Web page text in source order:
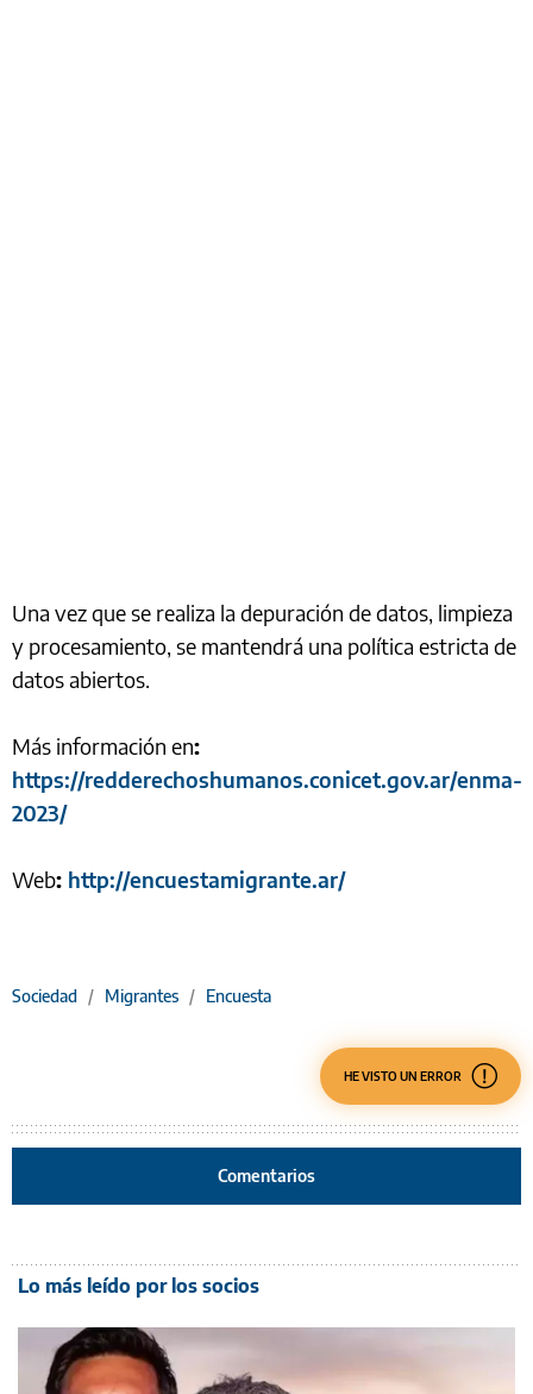
Una vez que se realiza la depuración de datos, limpieza
y procesamiento, se mantendrá una política estricta de
datos abiertos.
Más información en:
https://redderechoshumanos.conicet.gov.ar/enma-
2023/
Web: http://encuestamigrante.ar/
Sociedad / Migrantes / Encuesta
HE VISTO UN ERROR
Comentarios
Lo más leído por los socios